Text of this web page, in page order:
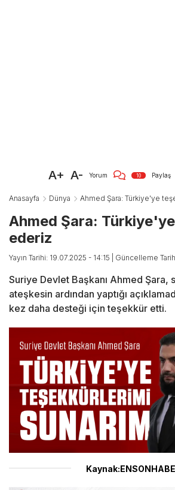
A+ A- Yorum 10 Paylaş
Anasayfa Dünya Ahmed Şara: Türkiye'ye
Ahmed Şara:
ederiz
Yayın Tarihi: 19.07.2025 - 14:15 | Güncelleme
Suriye Devlet Başkanı Ahmed Şara,
ateşkesin ardından yaptığı
kez daha desteği için teşekkür etti.